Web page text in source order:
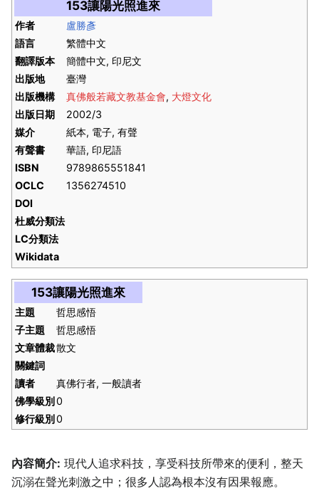
153讓陽光照進來
作者
盧勝彥
語言
繁體中文
翻譯版本
簡體中文, 印尼文
出版地
臺灣
出版機構
真佛般若藏文教基金會, 大燈文化
出版日期
2002/3
媒介
紙本, 電子, 有聲
有聲書
華語, 印尼語
ISBN
9789865551841
OCLC
1356274510
DOI
杜威分類法
LC分類法
Wikidata
153讓陽光照進來
主題
哲思感悟
子主題
哲思感悟
文章體裁散文
關鍵詞
讀者
真佛行者, 一般讀者
佛學級別0
修行級別0
內容簡介: 現代人追求科技，享受科技所帶來的便利，整天
沉溺在聲光刺激之中；很多人認為根本沒有因果報應。